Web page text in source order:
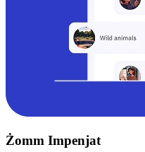
Żomm Impenjat